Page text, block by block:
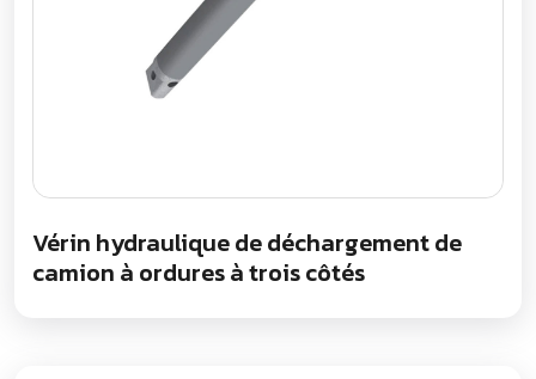
Vérin hydraulique de déchargement de
camion à ordures à trois côtés